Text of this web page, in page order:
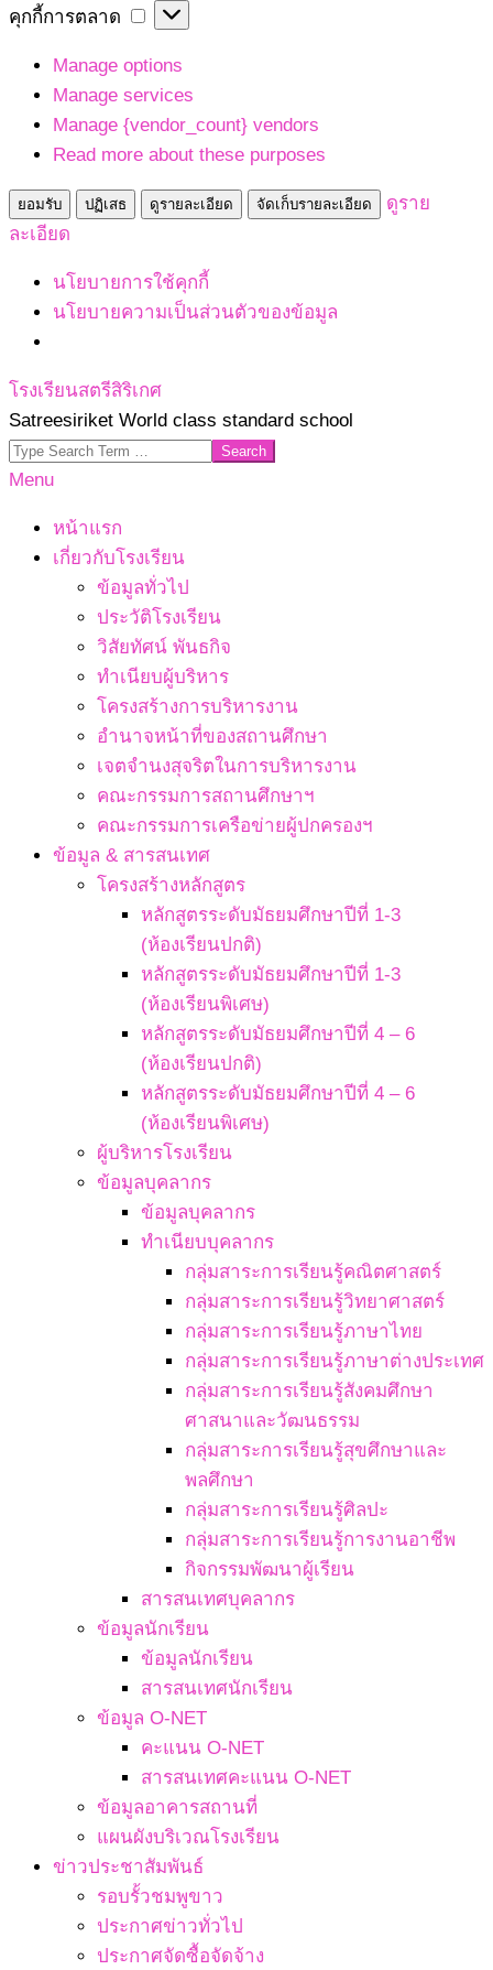
เก็บ
คุกกี้การตลาด
คุกกี้
ตลาด
Manage options
Manage services
Manage {vendor_count} vendors
Read more about these purposes
ยอมรับ ปฏิเสธ ดูรายละเอียด จัดเก็บรายละเอียด
ดูราย
ละเอียด
นโยบายการใช้คุกกี้
นโยบายความเป็นส่วนตัวของข้อมูล
Skip
to
content
โรงเรียนสตรีสิริเกศ
Satreesiriket World class standard school
Search
Primary
Menu
หน้าแรก
เกี่ยวกับโรงเรียน
ข้อมูลทั่วไป
ประวัติโรงเรียน
วิสัยทัศน์ พันธกิจ
ทำเนียบผู้บริหาร
โครงสร้างการบริหารงาน
อำนาจหน้าที่ของสถานศึกษา
เจตจํานงสุจริตในการบริหารงาน
คณะกรรมการสถานศึกษาฯ
คณะกรรมการเครือข่ายผู้ปกครองฯ
ข้อมูล & สารสนเทศ
โครงสร้างหลักสูตร
หลักสูตรระดับมัธยมศึกษาปีที่ 1-3
(ห้องเรียนปกติ)
หลักสูตรระดับมัธยมศึกษาปีที่ 1-3
(ห้องเรียนพิเศษ)
หลักสูตรระดับมัธยมศึกษาปีที่ 4 – 6
(ห้องเรียนปกติ)
หลักสูตรระดับมัธยมศึกษาปีที่ 4 – 6
(ห้องเรียนพิเศษ)
ผู้บริหารโรงเรียน
ข้อมูลบุคลากร
ข้อมูลบุคลากร
ทำเนียบบุคลากร
กลุ่มสาระการเรียนรู้คณิตศาสตร์
กลุ่มสาระการเรียนรู้วิทยาศาสตร์
กลุ่มสาระการเรียนรู้ภาษาไทย
กลุ่มสาระการเรียนรู้ภาษาต่างประเทศ
กลุ่มสาระการเรียนรู้สังคมศึกษา
ศาสนาและวัฒนธรรม
กลุ่มสาระการเรียนรู้สุขศึกษาและ
พลศึกษา
กลุ่มสาระการเรียนรู้ศิลปะ
กลุ่มสาระการเรียนรู้การงานอาชีพ
กิจกรรมพัฒนาผู้เรียน
สารสนเทศบุคลากร
ข้อมูลนักเรียน
ข้อมูลนักเรียน
สารสนเทศนักเรียน
ข้อมูล O-NET
คะแนน O-NET
สารสนเทศคะแนน O-NET
ข้อมูลอาคารสถานที่
แผนผังบริเวณโรงเรียน
ข่าวประชาสัมพันธ์
รอบรั้วชมพูขาว
ประกาศข่าวทั่วไป
ประกาศจัดซื้อจัดจ้าง